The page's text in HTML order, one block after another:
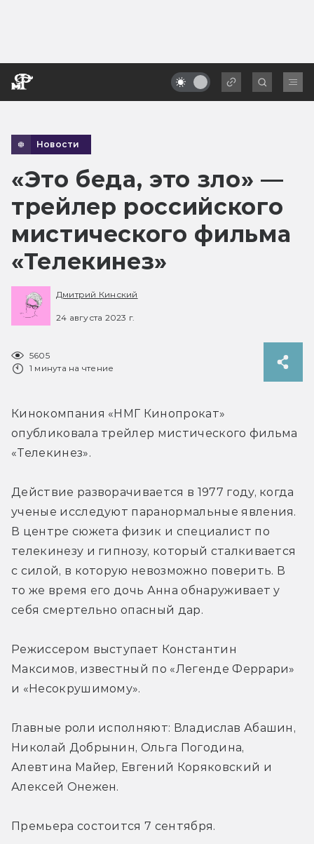
Новости
«Это беда, это зло» —
трейлер российского
мистического фильма
«Телекинез»
Дмитрий Кинский
24 августа 2023 г.
5605
1 минута на чтение
Кинокомпания «НМГ Кинопрокат»
опубликовала трейлер мистического фильма
«Телекинез».
Действие разворачивается в 1977 году, когда
ученые исследуют паранормальные явления.
В центре сюжета физик и специалист по
телекинезу и гипнозу, который сталкивается
с силой, в которую невозможно поверить. В
то же время его дочь Анна обнаруживает у
себя смертельно опасный дар.
Режиссером выступает Константин
Максимов, известный по «Легенде Феррари»
и «Несокрушимому».
Главные роли исполняют: Владислав Абашин,
Николай Добрынин, Ольга Погодина,
Алевтина Майер, Евгений Коряковский и
Алексей Онежен.
Премьера состоится 7 сентября.